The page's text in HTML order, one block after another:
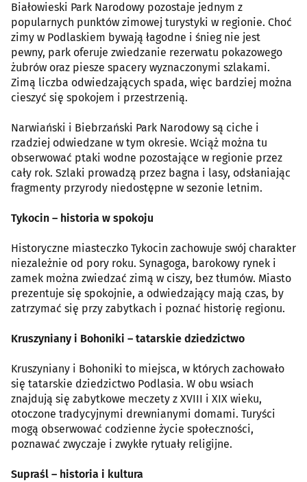
Białowieski Park Narodowy pozostaje jednym z
popularnych punktów zimowej turystyki w regionie. Choć
zimy w Podlaskiem bywają łagodne i śnieg nie jest
pewny, park oferuje zwiedzanie rezerwatu pokazowego
żubrów oraz piesze spacery wyznaczonymi szlakami.
Zimą liczba odwiedzających spada, więc bardziej można
cieszyć się spokojem i przestrzenią.
Narwiański i Biebrzański Park Narodowy są ciche i
rzadziej odwiedzane w tym okresie. Wciąż można tu
obserwować ptaki wodne pozostające w regionie przez
cały rok. Szlaki prowadzą przez bagna i lasy, odsłaniając
fragmenty przyrody niedostępne w sezonie letnim.
Tykocin – historia w spokoju
Historyczne miasteczko Tykocin zachowuje swój charakter
niezależnie od pory roku. Synagoga, barokowy rynek i
zamek można zwiedzać zimą w ciszy, bez tłumów. Miasto
prezentuje się spokojnie, a odwiedzający mają czas, by
zatrzymać się przy zabytkach i poznać historię regionu.
Kruszyniany i Bohoniki – tatarskie dziedzictwo
Kruszyniany i Bohoniki to miejsca, w których zachowało
się tatarskie dziedzictwo Podlasia. W obu wsiach
znajdują się zabytkowe meczety z XVIII i XIX wieku,
otoczone tradycyjnymi drewnianymi domami. Turyści
mogą obserwować codzienne życie społeczności,
poznawać zwyczaje i zwykłe rytuały religijne.
Supraśl – historia i kultura